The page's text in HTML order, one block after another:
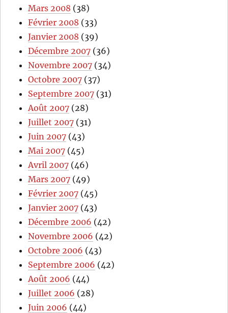
Mars 2008 (38)
Février 2008 (33)
Janvier 2008 (39)
Décembre 2007 (36)
Novembre 2007 (34)
Octobre 2007 (37)
Septembre 2007 (31)
Août 2007 (28)
Juillet 2007 (31)
Juin 2007 (43)
Mai 2007 (45)
Avril 2007 (46)
Mars 2007 (49)
Février 2007 (45)
Janvier 2007 (43)
Décembre 2006 (42)
Novembre 2006 (42)
Octobre 2006 (43)
Septembre 2006 (42)
Août 2006 (44)
Juillet 2006 (28)
Juin 2006 (44)